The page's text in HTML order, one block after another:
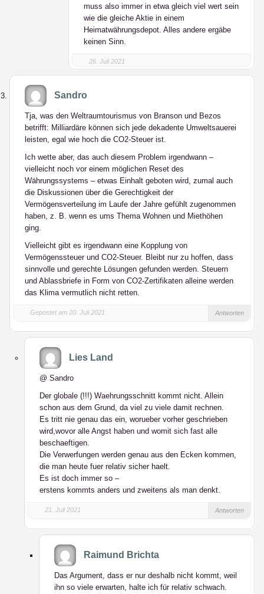
muss also immer in etwa gleich viel wert sein
wie die gleiche Aktie in einem
Heimatwährungsdepot. Alles andere ergäbe
keinen Sinn.
26. Juli 2021
Sandro
Tja, was den Weltraumtourismus von Branson und Bezos
betrifft: Milliardäre können sich jede dekadente Umweltsauerei
leisten, egal wie hoch die CO2-Steuer ist.
Ich wette aber, das auch diesem Problem irgendwann –
vielleicht noch vor einem möglichen Reset des
Währungssystems – etwas Einhalt geboten wird, zumal auch
die Diskussionen über die Gerechtigkeit der
Vermögensverteilung im Laufe der Jahre gefühlt zugenommen
haben, z. B. wenn es ums Thema Wohnen und Miethöhen
ging.
Vielleicht gibt es irgendwann eine Kopplung von
Vermögenssteuer und CO2-Steuer. Bleibt nur zu hoffen, dass
sinnvolle und gerechte Lösungen gefunden werden. Steuern
und Ablassbriefe in Form von CO2-Zertifikaten alleine werden
das Klima vermutlich nicht retten.
Gepostet am 20. Juli 2021 Antworten
Lies Land
@ Sandro
Der globale (!!!) Waehrungsschnitt kommt nicht. Allein
schon aus dem Grund, da viel zu viele damit rechnen.
Es tritt nie genau das ein, worueber vorher geschrieben
wird,wovor alle Angst haben und womit sich fast alle
beschaeftigen.
Die Verwerfungen werden genau aus den Ecken kommen,
die man heute fuer relativ sicher haelt.
Es ist doch immer so –
erstens kommts anders und zweitens als man denkt.
21. Juli 2021 Antworten
Raimund Brichta
Das Argument, dass er nur deshalb nicht kommt, weil
ihn so viele erwarten, halte ich für relativ schwach.